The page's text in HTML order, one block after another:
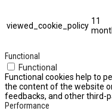
viewed_cookie_policy 11
Functional
Functional
Functional cookies help to
the content of the website
feedbacks, and other third-
Performance